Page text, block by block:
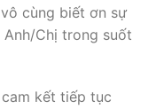
cùng biết ơn sự
Chị trong suốt
kết tiếp tục